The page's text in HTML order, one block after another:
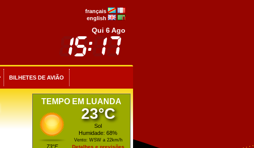
français
english
Qui 6 Ago
BILHETES DE AVIÃO
TEMPO EM LUANDA
73°F
23°C
Sol
Humidade: 68%
Vento: WSW a 22km/h
Detalhes e previsões